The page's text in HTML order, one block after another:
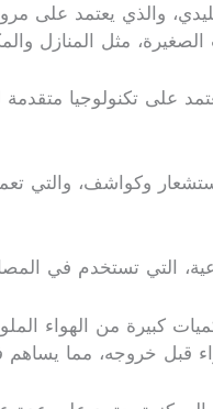
والذي يعتمد
مثل المنازل
تعتمد على تكنولوجيا
وكواشف، والتي
التي تستخدم في
كبيرة من الهواء
قبل خروجه، مما يساهم